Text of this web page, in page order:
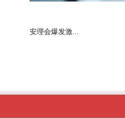
安理会爆发激...